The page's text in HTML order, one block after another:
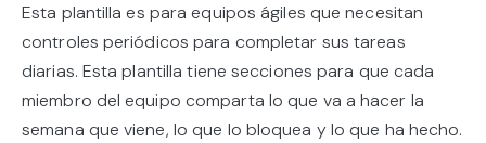
Esta plantilla es para equipos ágiles que necesitan
controles periódicos para completar sus tareas
diarias. Esta plantilla tiene secciones para que cada
miembro del equipo comparta lo que va a hacer la
semana que viene, lo que lo bloquea y lo que ha hecho.